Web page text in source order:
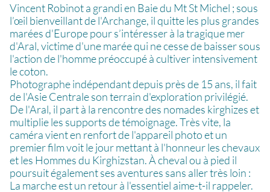
Vincent Robinot a grandi en Baie du Mt St Michel ; sous
l’œil bienveillant de l'Archange, il quitte les plus grandes
marées d'Europe pour s’intéresser à la tragique mer
d'Aral, victime d'une marée qui ne cesse de baisser sous
l'action de l'homme préoccupé à cultiver intensivement
le coton.
Photographe indépendant depuis près de 15 ans, il fait
de l'Asie Centrale son terrain d'exploration privilégié.
De l'Aral, il part à la rencontre des nomades kirghizes et
multiplie les supports de témoignage. Très vite, la
caméra vient en renfort de l'appareil photo et un
premier film voit le jour mettant à l'honneur les chevaux
et les Hommes du Kirghizstan. À cheval ou à pied il
poursuit également ses aventures sans aller très loin :
La marche est un retour à l'essentiel aime-t-il rappeler.